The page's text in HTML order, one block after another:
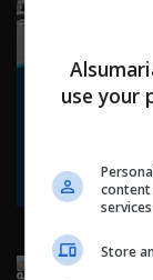
use your
content
Store